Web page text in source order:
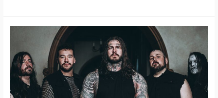
dévoile
une
vidéo
de